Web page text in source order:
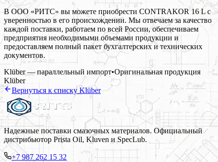
В ООО «РИТС» вы можете приобрести CONTRAKOR 16 L с
уверенностью в его происхождении. Мы отвечаем за качество
каждой поставки, работаем по всей России, обеспечиваем
предприятия необходимыми объемами продукции и
предоставляем полный пакет бухгалтерских и технических
документов.
Klüber — параллельный импорт•Оригинальная продукция
Klüber
Вернуться к списку Klüber
Надежные поставки смазочных материалов. Официальный
дистрибьютор Prista Oil, Kluven и SpecLub.
+7 987 262 15 32